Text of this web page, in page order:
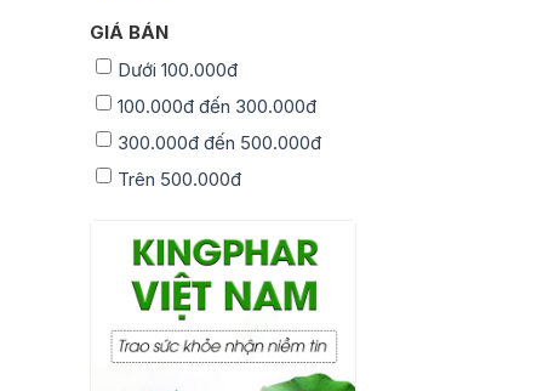
GIÁ BÁN
Dưới 100.000đ
100.000đ đến 300.000đ
300.000đ đến 500.000đ
Trên 500.000đ